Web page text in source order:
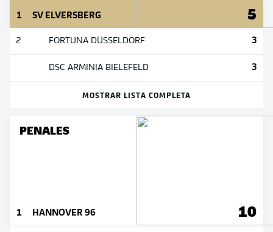
1 SV ELVERSBERG 5
2 FORTUNA DÜSSELDORF 3
DSC ARMINIA BIELEFELD 3
MOSTRAR LISTA COMPLETA
PENALES
1 HANNOVER 96 10